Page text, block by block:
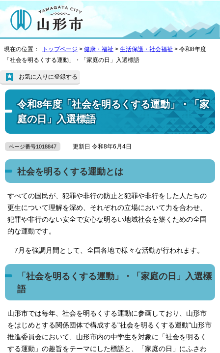
現在の位置： トップページ > 健康・福祉 > 生活保護・社会福祉 > 令和8年度
「社会を明るくする運動」・「家庭の日」入選標語
令和8年度「社会を明るくする運動」・「家
庭の日」入選標語
お気に入りに登録する
ページ番号1018847 更新日 令和8年6月4日
社会を明るくする運動とは
すべての国民が、犯罪や非行の防止と犯罪や非行をした人たちの
更生について理解を深め、それぞれの立場において力を合わせ、
犯罪や非行のない安全で安心な明るい地域社会を築くための全国
的な運動です。
7月を強調月間として、全国各地で様々な活動が行われます。
「社会を明るくする運動」・「家庭の日」入選標
語
山形市では毎年、社会を明るくする運動に参画しており、山形市
をはじめとする関係団体で構成する"社会を明るくする運動"山形市
推進委員会において、山形市内の中学生を対象に「社会を明るく
する運動」の趣旨をテーマにした標語と、「家庭の日」にふさわ